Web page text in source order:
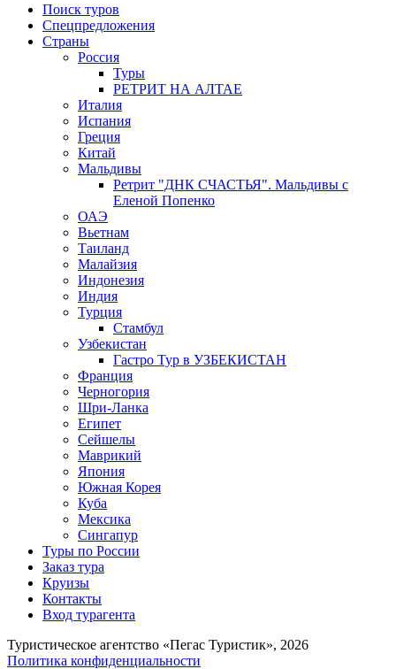
Поиск туров
Спецпредложения
Страны
Россия
Туры
РЕТРИТ НА АЛТАЕ
Италия
Испания
Греция
Китай
Мальдивы
Ретрит "ДНК СЧАСТЬЯ". Мальдивы с
Еленой Попенко
ОАЭ
Вьетнам
Таиланд
Малайзия
Индонезия
Индия
Турция
Стамбул
Узбекистан
Гастро Тур в УЗБЕКИСТАН
Франция
Черногория
Шри-Ланка
Египет
Сейшелы
Маврикий
Япония
Южная Корея
Куба
Мексика
Сингапур
Туры по России
Заказ тура
Круизы
Контакты
Вход турагента
Туристическое агентство «Пегас Туристик», 2026
Политика конфиденциальности